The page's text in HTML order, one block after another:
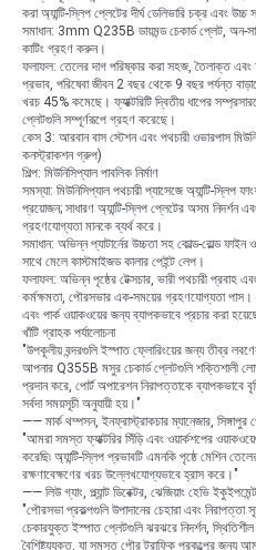
করা অ্যান্টি-স্লিপ প্লেটের দীর্ঘ ডেলিভারি চক্র এবং
সমাধান: 3mm Q235B ডায়মন্ড চেকার্ড প্লেট, অন-
কাটিং গ্রহণ করুন।
ফলাফল: তেলের দাগ পরিষ্কার করা সহজ, তৈলাক্ত এবং
প্রভাব, পরিষেবা জীবন 2 বছর থেকে 9 বছর পর্যন্ত
খরচ 45% কমেছে। ফ্যাক্টরিটি দ্বিতীয় ধাপের
প্লেটগুলি সম্পূর্ণরূপে গ্রহণ করেছে।
কেস 3: আরবান বাস স্টেশন এবং পথচারী ওভারপাস
কনস্ট্রাকশন গ্রুপ)
শিল্প: মিউনিসিপ্যাল ​​পাবলিক নির্মাণ
সমস্যা: মিউনিসিপ্যাল ​​পথচারী প্যাসেজে অ্যান্টি-স্লিপ
প্রয়োজন; সাধারণ অ্যান্টি-স্লিপ প্লেটের অসম নিদর্শন
গ্রহণযোগ্যতা মানকে ব্যর্থ করে।
সমাধান: অভিন্ন প্যাটার্নের উচ্চতা সহ কোল্ড-রোল্ড ফাইন
সাথে মেলে কাস্টমাইজড কালার পেইন্ট লেপ।
ফলাফল: অভিন্ন পৃষ্ঠের টেক্সচার, ভারী পথচারী প্রবাহ
কর্মক্ষমতা, পৌরসভার এক-সময়ের গ্রহণযোগ্যতা পাস।
এবং পার্ক ওয়াকওয়ের জন্য ব্যাপকভাবে প্রচার করা
খাঁটি গ্রাহক পর্যালোচনা
"উপকূলীয় বন্দরগুলি ইস্পাত ফ্লোরিংয়ের জন্য তীব্র
আপনার Q355B মসুর চেকার্ড প্লেটগুলি শক্তিশালী লোড
প্রদান করে, পোর্ট অপারেশন নিরাপত্তাকে ব্যাপকভাবে
সর্বদা সময়সূচী অনুযায়ী হয়।"
—— মার্ক থম্পসন, ইনফ্রাস্ট্রাকচার ম্যানেজার, সিঙ্গাপুর
"আমরা সমস্ত ফ্যাক্টরির সিঁড়ি এবং ওয়ার্কশপের
করেছি৷ অ্যান্টি-স্লিপ প্রভাবটি এমনকি পৃষ্ঠে মেশিন
রক্ষণাবেক্ষণের খরচ উল্লেখযোগ্যভাবে হ্রাস করে।"
—— লিউ গ্যাং, প্ল্যান্ট ডিরেক্টর, ঝেজিয়াং হেভি
"পৌরসভা প্রকল্পগুলি উপাদানের চেহারা এবং
চেকারযুক্ত ইস্পাত প্লেটগুলি ঝরঝরে নিদর্শন, স্থিতিশীল
বৈশিষ্ট্যযুক্ত, যা সমস্ত পৌর ট্রাফিক প্রকল্পের জন্য